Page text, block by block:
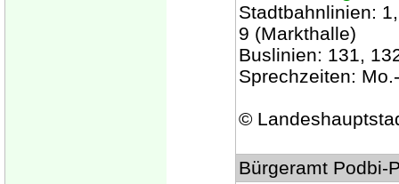
Stadtbahnlinien:
9 (Markthalle)
Buslinien: 131,
Sprechzeiten:
©
Bürgeramt Podbi-